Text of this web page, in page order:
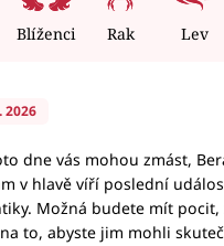
Blíženci Rak Lev
2026
dne vás mohou zmást,
v hlavě víří poslední
Možná budete mít pocit,
to, abyste jim mohli